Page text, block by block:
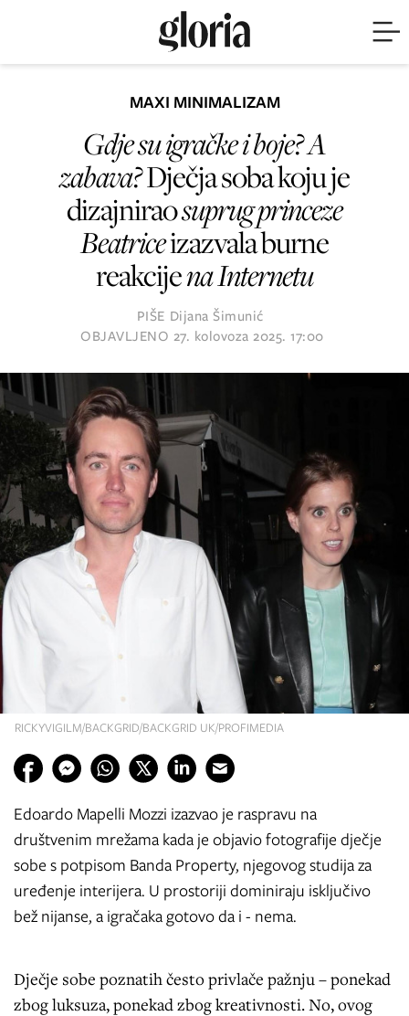
RICKYVIGILM/BACKGRID/BACKGRID UK/PROFIMEDIA
MAXI MINIMALIZAM
Gdje su igračke i boje? A
zabava?Dječja soba koju je
dizajniraosuprug princeze
Beatriceizazvala burne
reakcijena Internetu
PIŠE Dijana Šimunić
OBJAVLJENO 27. kolovoza 2025. 17:00
Edoardo Mapelli Mozzi izazvao je raspravu na
društvenim mrežama kada je objavio fotografije dječje
sobe s potpisom Banda Property, njegovog studija za
uređenje interijera. U prostoriji dominiraju isključivo
bež nijanse, a igračaka gotovo da i - nema.
Dječje sobe poznatih često privlače pažnju – ponekad
zbog luksuza, ponekad zbog kreativnosti. No, ovog